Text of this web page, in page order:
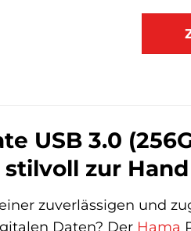
USB 3.0
zur Hand
zuverlässigen und
Daten? Der Hama